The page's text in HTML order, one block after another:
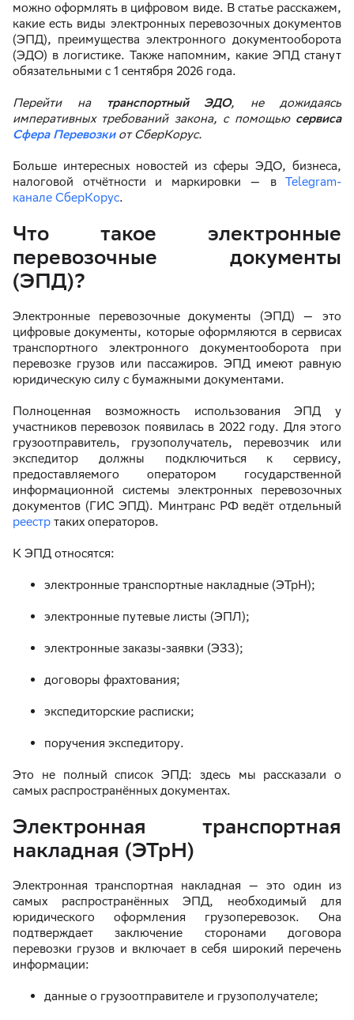
можно оформлять в цифровом виде. В статье расскажем,
какие есть виды электронных перевозочных документов
(ЭПД), преимущества электронного документооборота
(ЭДО) в логистике. Также напомним, какие ЭПД станут
обязательными с 1 сентября 2026 года.
Перейти на транспортный ЭДО, не дожидаясь
императивных требований закона, с помощью сервиса
Сфера Перевозкиот СберКорус.
Больше интересных новостей из сферы ЭДО, бизнеса,
налоговой отчётности и маркировки — в Telegram-
канале СберКорус.
Что такое электронные
перевозочные документы
(ЭПД)?
Электронные перевозочные документы (ЭПД) — это
цифровые документы, которые оформляются в сервисах
транспортного электронного документооборота при
перевозке грузов или пассажиров. ЭПД имеют равную
юридическую силу с бумажными документами.
Полноценная возможность использования ЭПД у
участников перевозок появилась в 2022 году. Для этого
грузоотправитель, грузополучатель, перевозчик или
экспедитор должны подключиться к сервису,
предоставляемого оператором государственной
информационной системы электронных перевозочных
документов (ГИС ЭПД). Минтранс РФ ведёт отдельный
реестр таких операторов.
К ЭПД относятся:
электронные транспортные накладные (ЭТрН);
электронные путевые листы (ЭПЛ);
электронные заказы-заявки (ЭЗЗ);
договоры фрахтования;
экспедиторские расписки;
поручения экспедитору.
Это не полный список ЭПД: здесь мы рассказали о
самых распространённых документах.
Электронная транспортная
накладная (ЭТрН)
Электронная транспортная накладная — это один из
самых распространённых ЭПД, необходимый для
юридического оформления грузоперевозок. Она
подтверждает заключение сторонами договора
перевозки грузов и включает в себя широкий перечень
информации:
данные о грузоотправителе и грузополучателе;